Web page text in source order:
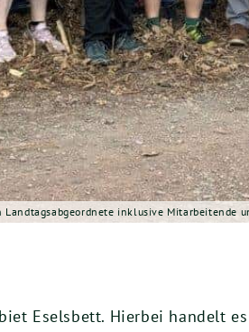
Landtagsabgeordnete inklusive Mitarbeitende
Eselsbett. Hierbei handelt